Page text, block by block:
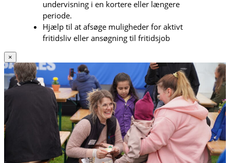
undervisning i en kortere eller længere
periode.
Hjælp til at afsøge muligheder for aktivt
fritidsliv eller ansøgning til fritidsjob
×